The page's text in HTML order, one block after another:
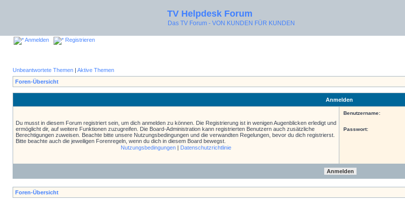
TV Helpdesk Forum
Das TV Forum - VON KUNDEN FÜR KUNDEN
Anmelden Registrieren
Unbeantwortete Themen | Aktive Themen
Foren-Übersicht
Anmelden
Du musst in diesem Forum registriert sein, um dich anmelden zu können. Die Registrierung ist in wenigen Augenblicken erledigt und
ermöglicht dir, auf weitere Funktionen zuzugreifen. Die Board-Administration kann registrierten Benutzern auch zusätzliche
Berechtigungen zuweisen. Beachte bitte unsere Nutzungsbedingungen und die verwandten Regelungen, bevor du dich registrierst.
Bitte beachte auch die jeweiligen Forenregeln, wenn du dich in diesem Board bewegst.
Nutzungsbedingungen | Datenschutzrichtlinie
Benutzername:
Passwort:
Foren-Übersicht